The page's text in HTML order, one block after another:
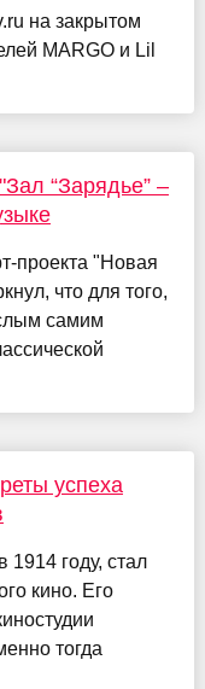
на закрытом
MARGO и Lil
“Зарядье” –
проекта "Новая
что для того,
самим
успеха
году, стал
кино. Его
тогда